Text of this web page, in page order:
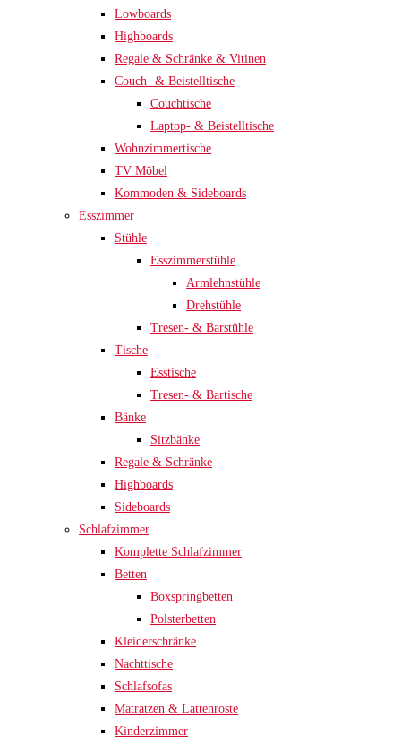
Lowboards
Highboards
Regale & Schränke & Vitinen
Couch- & Beistelltische
Couchtische
Laptop- & Beistelltische
Wohnzimmertische
TV Möbel
Kommoden & Sideboards
Esszimmer
Stühle
Esszimmerstühle
Armlehnstühle
Drehstühle
Tresen- & Barstühle
Tische
Esstische
Tresen- & Bartische
Bänke
Sitzbänke
Regale & Schränke
Highboards
Sideboards
Schlafzimmer
Komplette Schlafzimmer
Betten
Boxspringbetten
Polsterbetten
Kleiderschränke
Nachttische
Schlafsofas
Matratzen & Lattenroste
Kinderzimmer